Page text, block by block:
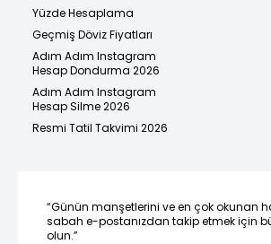
Yüzde Hesaplama
Geçmiş Döviz Fiyatları
Adım Adım Instagram
Hesap Dondurma 2026
Adım Adım Instagram
Hesap Silme 2026
Resmi Tatil Takvimi 2026
“Günün manşetlerini ve en çok okunan
sabah e-postanızdan takip etmek için
olun.”